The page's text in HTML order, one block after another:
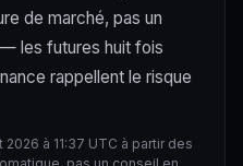
de marché, pas un
les futures huit fois
rappellent le risque
à 11:37 UTC à partir des